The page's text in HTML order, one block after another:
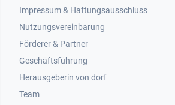
Impressum & Haftungsausschluss
Nutzungsvereinbarung
Footer 2
Förderer & Partner
Geschäftsführung
Herausgeberin von dorf
Team